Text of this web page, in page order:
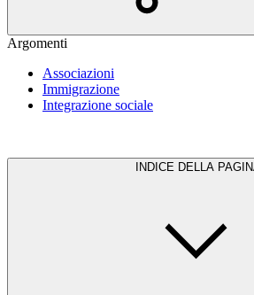
Argomenti
Associazioni
Immigrazione
Integrazione sociale
INDICE DELLA